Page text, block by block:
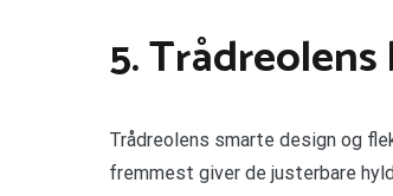
5.
Trådreolens smarte design og
fremmest giver de justerbare